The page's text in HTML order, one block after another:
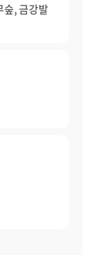
숲, 금강발